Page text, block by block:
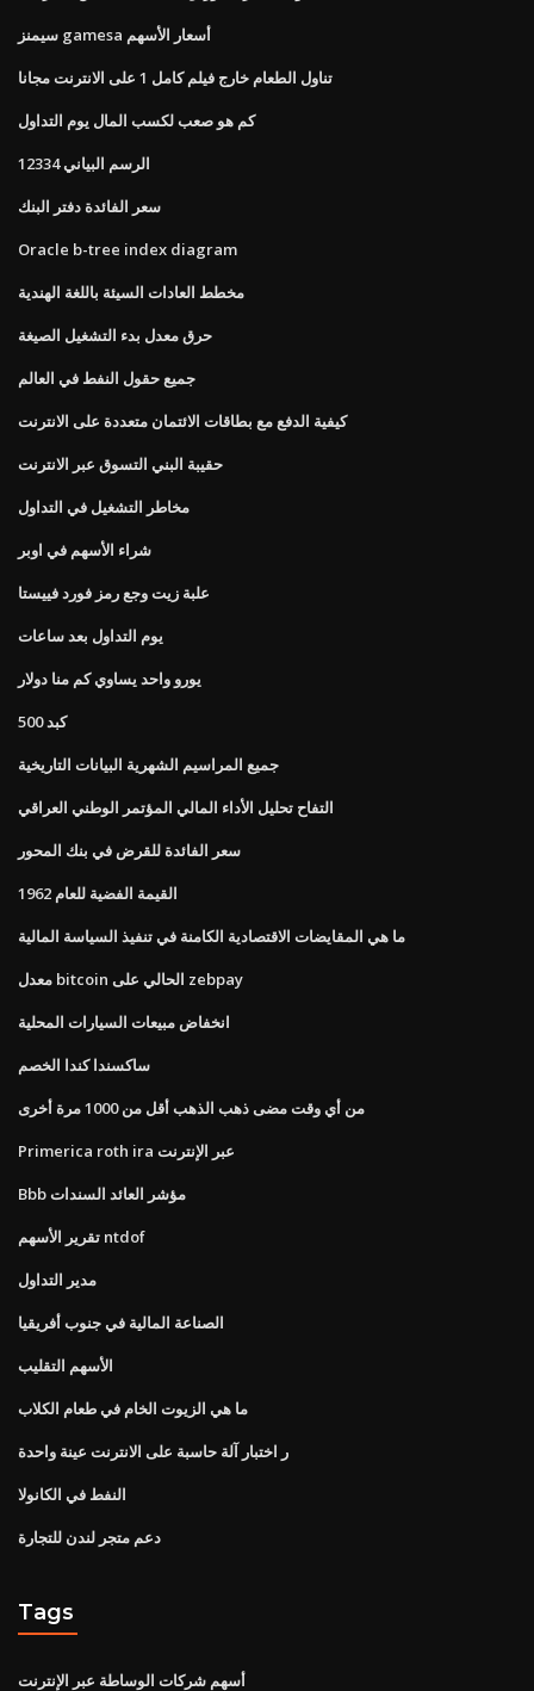
سيمنز gamesa أسعار الأسهم
تناول الطعام خارج فيلم كامل 1 على الانترنت مجانا
كم هو صعب لكسب المال يوم التداول
الرسم البياني 12334
سعر الفائدة دفتر البنك
Oracle b-tree index diagram
مخطط العادات السيئة باللغة الهندية
حرق معدل بدء التشغيل الصيغة
جميع حقول النفط في العالم
كيفية الدفع مع بطاقات الائتمان متعددة على الانترنت
حقيبة البني التسوق عبر الانترنت
مخاطر التشغيل في التداول
شراء الأسهم في اوبر
علبة زيت وجع رمز فورد فييستا
يوم التداول بعد ساعات
يورو واحد يساوي كم منا دولار
500 كبد
جميع المراسيم الشهرية البيانات التاريخية
التفاح تحليل الأداء المالي المؤتمر الوطني العراقي
سعر الفائدة للقرض في بنك المحور
القيمة الفضية للعام 1962
ما هي المقايضات الاقتصادية الكامنة في تنفيذ السياسة المالية
معدل bitcoin الحالي على zebpay
انخفاض مبيعات السيارات المحلية
ساكسندا كندا الخصم
من أي وقت مضى ذهب الذهب أقل من 1000 مرة أخرى
Primerica roth ira عبر الإنترنت
Bbb مؤشر العائد السندات
تقرير الأسهم ntdof
مدير التداول
الصناعة المالية في جنوب أفريقيا
الأسهم التقليب
ما هي الزيوت الخام في طعام الكلاب
ر اختبار آلة حاسبة على الانترنت عينة واحدة
النفط في الكانولا
دعم متجر لندن للتجارة
Tags
أسهم شركات الوساطة عبر الإنترنت